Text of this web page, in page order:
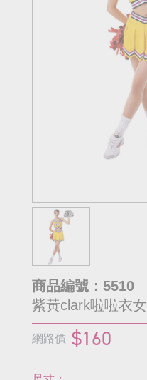
商品編號：5510
紫黃clark啦啦衣女
網路價 $160